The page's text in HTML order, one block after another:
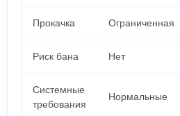
Прокачка Ограниченная
Риск бана Нет
Системные
требования
Нормальные